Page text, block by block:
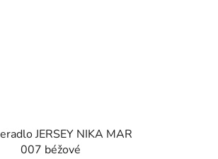
JERSEY NIKA MAR
007 béžové